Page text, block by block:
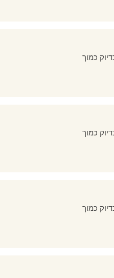
כמוך
כמוך
כמוך